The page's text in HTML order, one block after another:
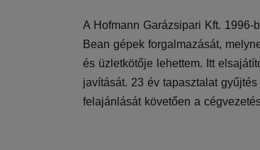
A Hofmann Garázsipari Kft.
Bean gépek forgalmazását,
és üzletkötője lehettem. Itt
javítását. 23 év tapasztalat
felajánlását követően a